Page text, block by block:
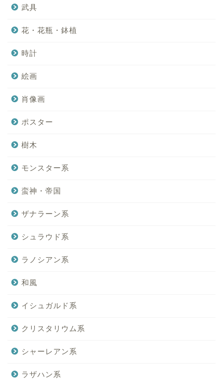
武具
花・花瓶・鉢植
時計
絵画
肖像画
ポスター
樹木
モンスター系
蛮神・帝国
ザナラーン系
シュラウド系
ラノシアン系
和風
イシュガルド系
クリスタリウム系
シャーレアン系
ラザハン系